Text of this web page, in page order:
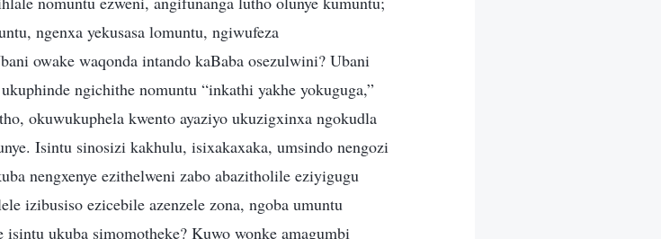
ngenxa yekusasa lomuntu, ngiwufeza
owake waqonda intando kaBaba osezulwini? Ubani
ngichithe nomuntu “inkathi yakhe yokuguga,”
okuwukuphela kwento ayaziyo ukuzigxinxa ngokudla
Isintu sinosizi kakhulu, isixakaxaka, umsindo nengozi
nengxenye ezithelweni zabo abazitholile eziyigugu
izibusiso ezicebile azenzele zona, ngoba umuntu
ukuba simomotheke? Kuwo wonke amagumbi